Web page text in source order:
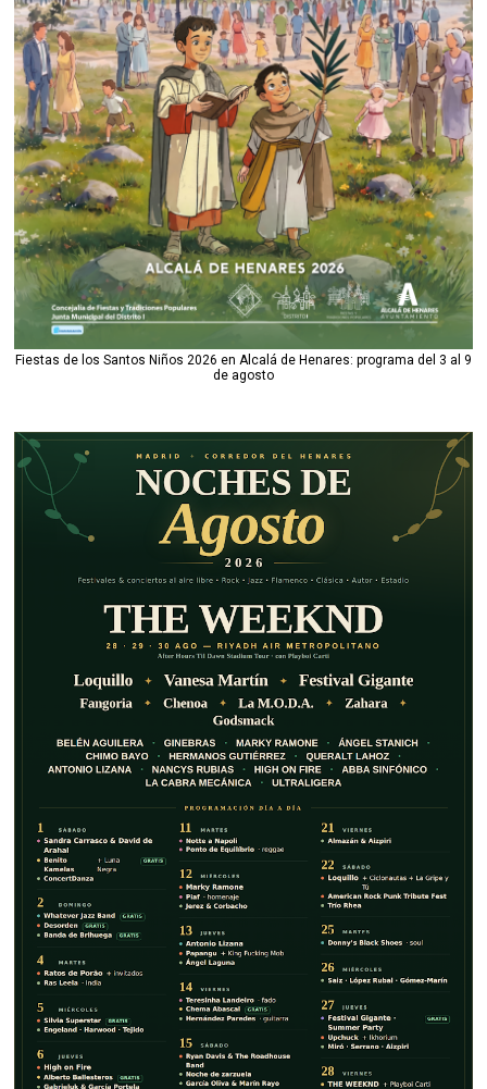
Fiestas de los Santos Niños 2026 en Alcalá de Henares: programa del 3 al 9
de agosto